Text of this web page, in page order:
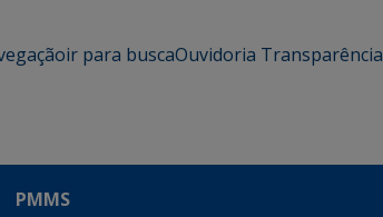
ir para buscaOuvidoria Transparência
PMMS